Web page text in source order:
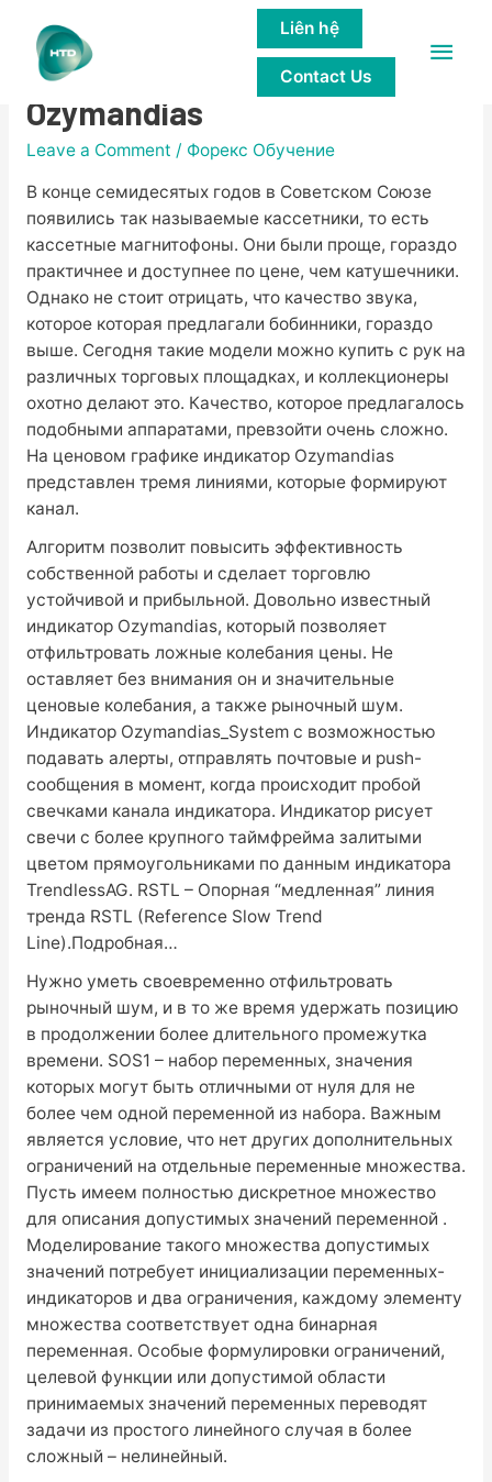
Main
Liên hệ
Contact Us
Особенности индикатора
Ozymandias
Leave a Comment / Форекс Обучение
В конце семидесятых годов в Советском Союзе
появились так называемые кассетники, то есть
кассетные магнитофоны. Они были проще, гораздо
практичнее и доступнее по цене, чем катушечники.
Однако не стоит отрицать, что качество звука,
которое которая предлагали бобинники, гораздо
выше. Сегодня такие модели можно купить с рук на
различных торговых площадках, и коллекционеры
охотно делают это. Качество, которое предлагалось
подобными аппаратами, превзойти очень сложно.
На ценовом графике индикатор Ozymandias
представлен тремя линиями, которые формируют
канал.
Алгоритм позволит повысить эффективность
собственной работы и сделает торговлю
устойчивой и прибыльной. Довольно известный
индикатор Ozymandias, который позволяет
отфильтровать ложные колебания цены. Не
оставляет без внимания он и значительные
ценовые колебания, а также рыночный шум.
Индикатор Ozymandias_System с возможностью
подавать алерты, отправлять почтовые и push-
сообщения в момент, когда происходит пробой
свечками канала индикатора. Индикатор рисует
свечи с более крупного таймфрейма залитыми
цветом прямоугольниками по данным индикатора
TrendlessAG. RSTL – Опорная “медленная” линия
тренда RSTL (Reference Slow Trend
Line).Подробная…
Нужно уметь своевременно отфильтровать
рыночный шум, и в то же время удержать позицию
в продолжении более длительного промежутка
времени. SOS1 – набор переменных, значения
которых могут быть отличными от нуля для не
более чем одной переменной из набора. Важным
является условие, что нет других дополнительных
ограничений на отдельные переменные множества.
Пусть имеем полностью дискретное множество
для описания допустимых значений переменной .
Моделирование такого множества допустимых
значений потребует инициализации переменных-
индикаторов и два ограничения, каждому элементу
множества соответствует одна бинарная
переменная. Особые формулировки ограничений,
целевой функции или допустимой области
принимаемых значений переменных переводят
задачи из простого линейного случая в более
сложный – нелинейный.